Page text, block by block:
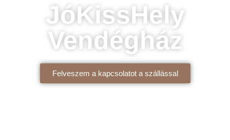
JóKissHely
Vendégház
Felveszem a kapcsolatot a szállással